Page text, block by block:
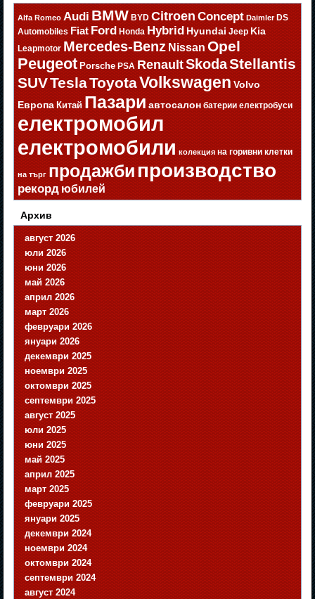
Alfa Romeo Audi BMW BYD Citroen Concept Daimler DS
Automobiles Fiat Ford Honda Hybrid Hyundai Jeep Kia
Leapmotor Mercedes-Benz Nissan Opel
Peugeot Porsche PSA RenaultSkodaStellantis
SUVTeslaToyotaVolkswagen Volvo
Европа Китай Пазари автосалон батерии електробуси
електромобил
електромобили колекция на горивни клетки
на търг продажбипроизводство
рекорд юбилей
Архив
август 2026
юли 2026
юни 2026
май 2026
април 2026
март 2026
февруари 2026
януари 2026
декември 2025
ноември 2025
октомври 2025
септември 2025
август 2025
юли 2025
юни 2025
май 2025
април 2025
март 2025
февруари 2025
януари 2025
декември 2024
ноември 2024
октомври 2024
септември 2024
август 2024